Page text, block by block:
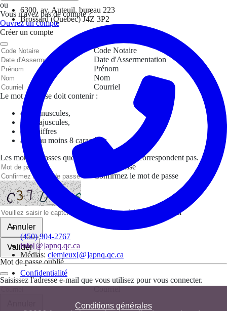
6300, av. Auteuil, bureau 223
Brossard (Québec) J4Z 3P2
(450) 904-2767
info[@]apnq.qc.ca
Médias: clemieux[@]apnq.qc.ca
Confidentialité
Conditions générales
ou
Vous n'avez pas de compte ?
Ouvrez un compte
Créer un compte
Code Notaire
Date d'Assermentation
Prénom
Nom
Courriel
Le mot de passe doit contenir :
des minuscules,
des majuscules,
des chiffres
avoir au moins 8 caractères
Les mots de passes que vous avez saisis ne correspondent pas.
Mot de passe
Confirmez le mot de passe
Veuillez saisir le captcha ici
Annuler
Valider
Mot de passe oublié
Saisissez l'adresse e-mail que vous utilisez pour vous connecter.